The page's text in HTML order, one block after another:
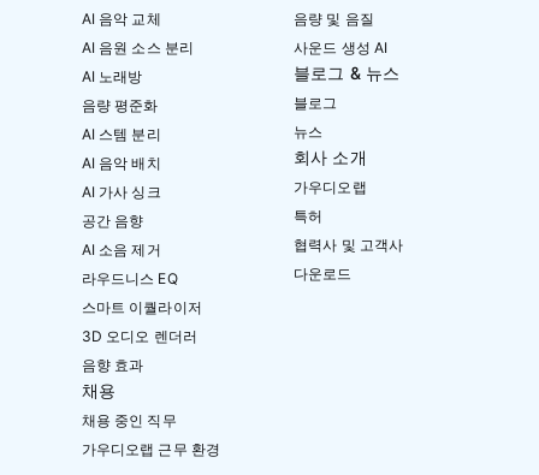
AI 음악 교체
AI 음원 소스 분리
AI 노래방
음량 평준화
AI 스템 분리
AI 음악 배치
AI 가사 싱크
공간 음향
AI 소음 제거
라우드니스 EQ
스마트 이퀄라이저
3D 오디오 렌더러
음향 효과
채용
채용 중인 직무
가우디오랩 근무 환경
음량 및 음질
사운드 생성 AI
블로그 & 뉴스
블로그
뉴스
회사 소개
가우디오랩
특허
협력사 및 고객사
다운로드